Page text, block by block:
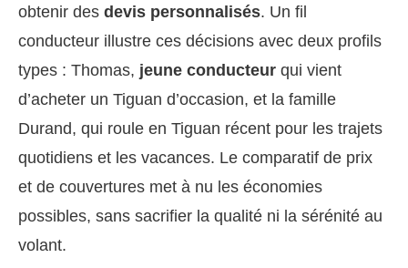
obtenir des devis personnalisés. Un fil
conducteur illustre ces décisions avec deux profils
types : Thomas, jeune conducteur qui vient
d’acheter un Tiguan d’occasion, et la famille
Durand, qui roule en Tiguan récent pour les trajets
quotidiens et les vacances. Le comparatif de prix
et de couvertures met à nu les économies
possibles, sans sacrifier la qualité ni la sérénité au
volant.